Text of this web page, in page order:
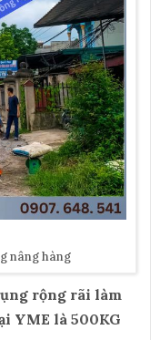
nâng hàng
rộng rãi làm
YME là 500KG